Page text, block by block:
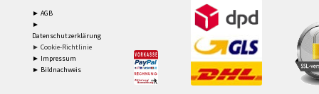
► AGB
►
Datenschutzerklärung
► Cookie-Richtlinie
► Impressum
► Bildnachweis